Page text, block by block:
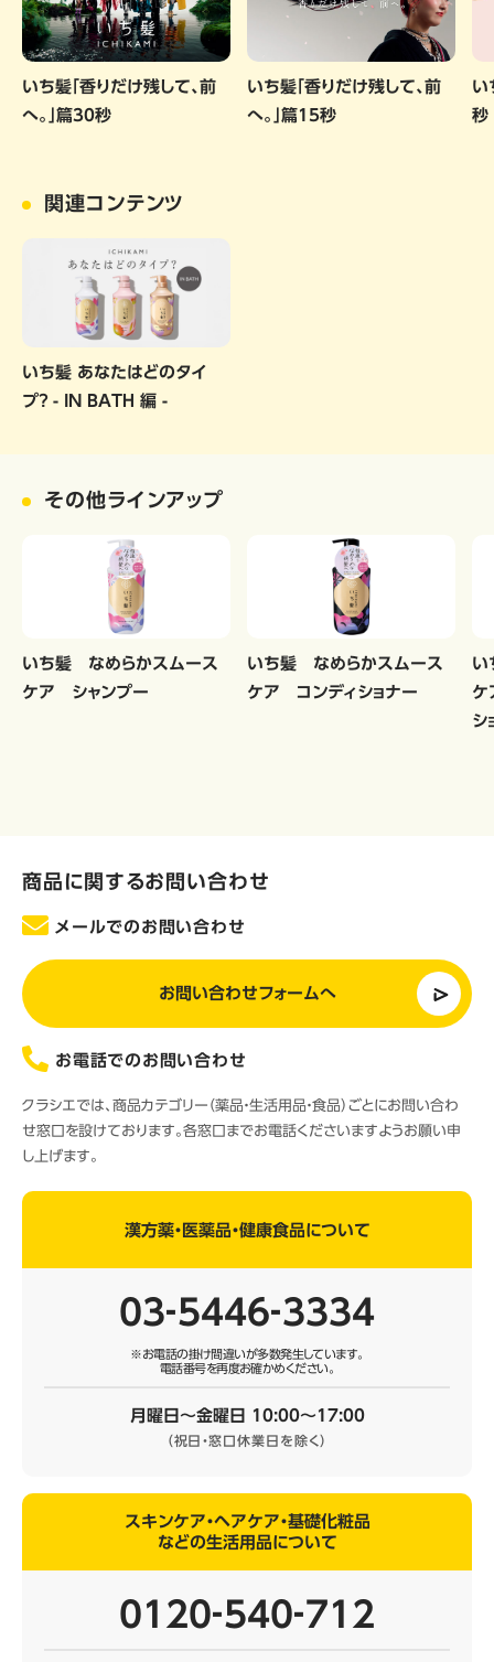
いち髪「香りだけ残して、前
へ。」篇30秒
いち髪「香りだけ残して、前
へ。」篇15秒
い
秒
関連コンテンツ
いち髪 あなたはどのタイ
プ？ - IN BATH 編 -
その他ラインアップ
いち髪 なめらかスムース
ケア シャンプー
いち髪 なめらかスムース
ケア コンディショナー
い
ケ
シ
商品に関するお問い合わせ
メールでのお問い合わせ
お問い合わせフォームへ
お電話でのお問い合わせ
クラシエでは、商品カテゴリー（薬品・生活用品・食品）ごとにお問い合わ
せ窓口を設けております。各窓口までお電話くださいますようお願い申
し上げます。
漢方薬・医薬品・健康食品について
03‐5446‐3334
※お電話の掛け間違いが多数発生しています。
電話番号を再度お確かめください。
月曜日～金曜日 10:00～17:00
（祝日・窓口休業日を除く）
スキンケア・ヘアケア・基礎化粧品
などの生活用品について
0120‐540‐712